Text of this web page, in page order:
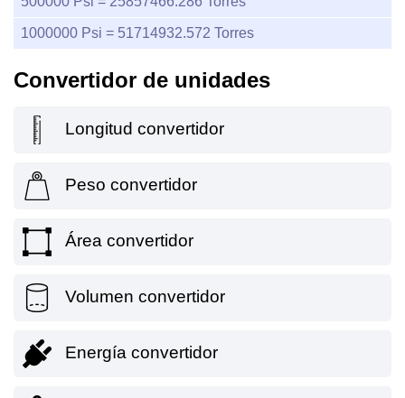
1000000 Psi = 51714932.572 Torres
Convertidor de unidades
Longitud convertidor
Peso convertidor
Área convertidor
Volumen convertidor
Energía convertidor